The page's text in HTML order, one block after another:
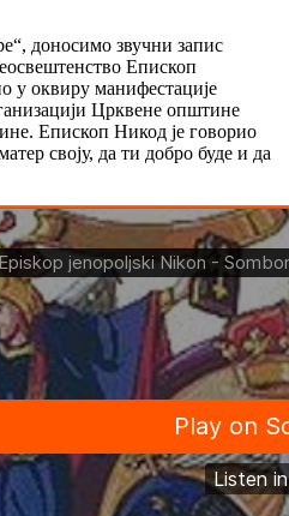
доносимо звучни запис
Епископ
у оквиру манифестације
Црквене општине
Епископ Никод је говорио
своју, да ти добро буде и да